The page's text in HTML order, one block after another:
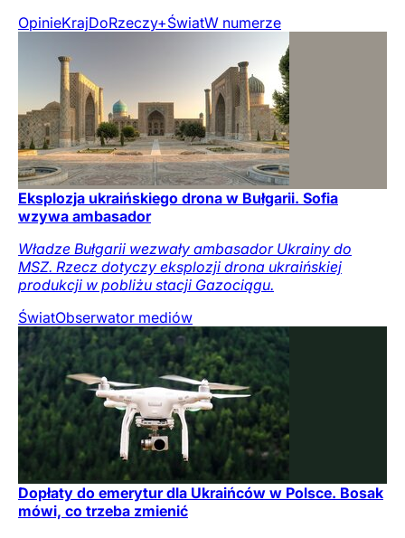
OpinieKrajDoRzeczy+ŚwiatW numerze
Eksplozja ukraińskiego drona w Bułgarii. Sofia
wzywa ambasador
Władze Bułgarii wezwały ambasador Ukrainy do
MSZ. Rzecz dotyczy eksplozji drona ukraińskiej
produkcji w pobliżu stacji Gazociągu.
ŚwiatObserwator mediów
Dopłaty do emerytur dla Ukraińców w Polsce. Bosak
mówi, co trzeba zmienić